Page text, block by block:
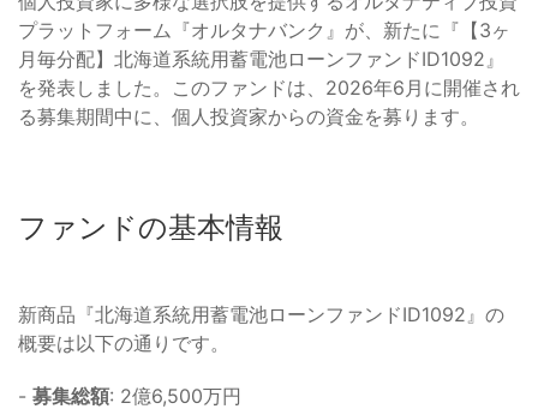
プラットフォーム『オルタナバンク』が、新たに『【3ヶ
月毎分配】北海道系統用蓄電池ローンファンドID1092』
を発表しました。このファンドは、2026年6月に開催され
る募集期間中に、個人投資家からの資金を募ります。
ファンドの基本情報
新商品『北海道系統用蓄電池ローンファンドID1092』の
概要は以下の通りです。
- 募集総額: 2億6,500万円